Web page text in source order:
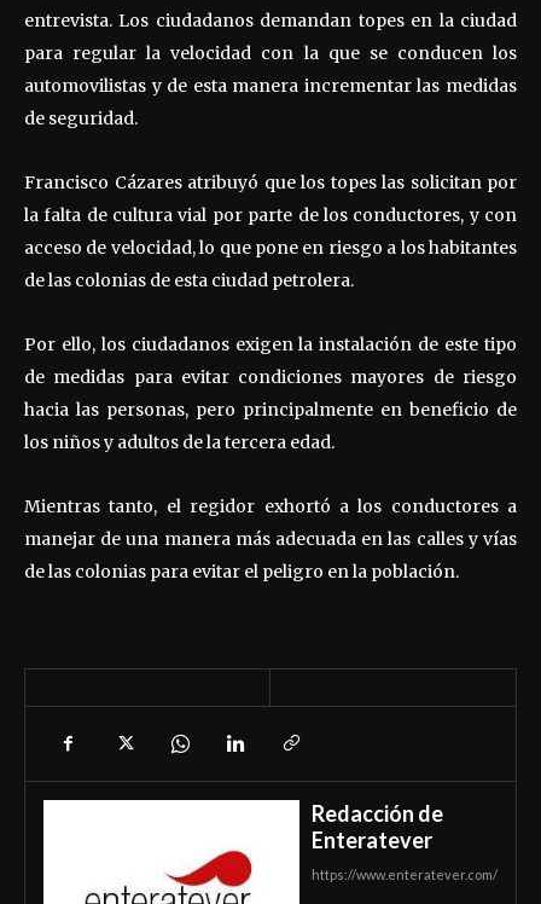
entrevista. Los ciudadanos demandan topes en la ciudad
para regular la velocidad con la que se conducen los
automovilistas y de esta manera incrementar las medidas
de seguridad.
Francisco Cázares atribuyó que los topes las solicitan por
la falta de cultura vial por parte de los conductores, y con
acceso de velocidad, lo que pone en riesgo a los habitantes
de las colonias de esta ciudad petrolera.
Por ello, los ciudadanos exigen la instalación de este tipo
de medidas para evitar condiciones mayores de riesgo
hacia las personas, pero principalmente en beneficio de
los niños y adultos de la tercera edad.
Mientras tanto, el regidor exhortó a los conductores a
manejar de una manera más adecuada en las calles y vías
de las colonias para evitar el peligro en la población.
Redacción de
Enteratever
https://www.enteratever.com/